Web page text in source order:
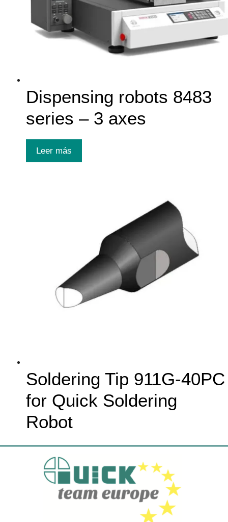
Dispensing robots 8483
series – 3 axes
Leer más
Soldering Tip 911G-40PC
for Quick Soldering
Robot